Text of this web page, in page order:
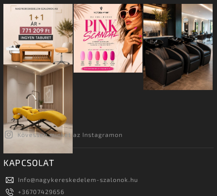
Kövessen minket az Instagramon
KAPCSOLAT
Info@nagykereskedelem-szalonok.hu
+36707429656